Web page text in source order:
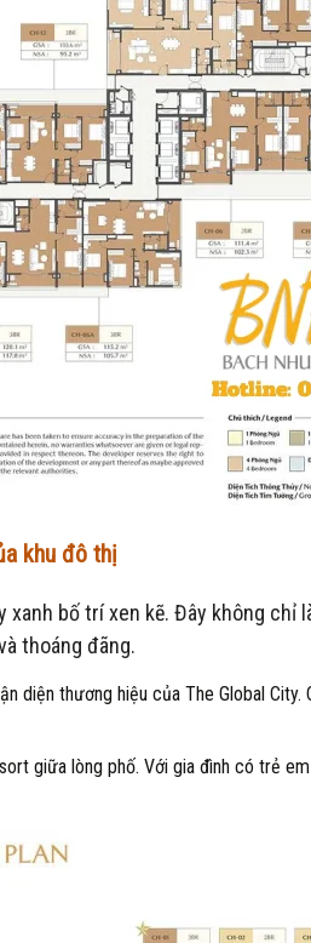
khu đô thị
bố trí xen kẽ. Đây không
thoáng đãng.
diện thương hiệu của The Global
giữa lòng phố. Với gia đình có trẻ